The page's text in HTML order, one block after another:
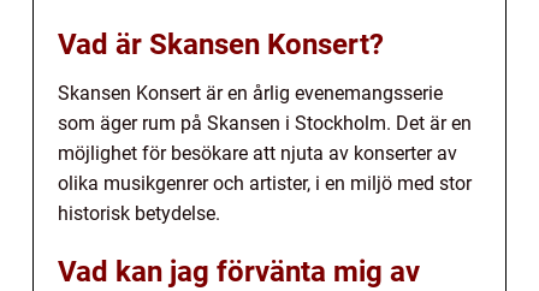
Vad är Skansen Konsert?
Skansen Konsert är en årlig evenemangsserie
som äger rum på Skansen i Stockholm. Det är en
möjlighet för besökare att njuta av konserter av
olika musikgenrer och artister, i en miljö med stor
historisk betydelse.
Vad kan jag förvänta mig av